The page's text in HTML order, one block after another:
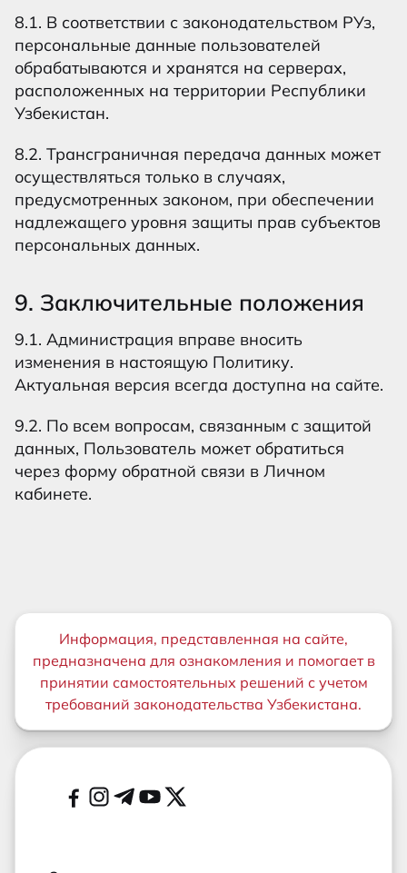
8.1. В соответствии с законодательством РУз,
персональные данные пользователей
обрабатываются и хранятся на серверах,
расположенных на территории Республики
Узбекистан.
8.2. Трансграничная передача данных может
осуществляться только в случаях,
предусмотренных законом, при обеспечении
надлежащего уровня защиты прав субъектов
персональных данных.
9. Заключительные положения
9.1. Администрация вправе вносить
изменения в настоящую Политику.
Актуальная версия всегда доступна на сайте.
9.2. По всем вопросам, связанным с защитой
данных, Пользователь может обратиться
через форму обратной связи в Личном
кабинете.
Важная информация
Информация, представленная на сайте,
предназначена для ознакомления и помогает в
принятии самостоятельных решений с учетом
требований законодательства Узбекистана.
Дополнительные ссылки
Социальные сети